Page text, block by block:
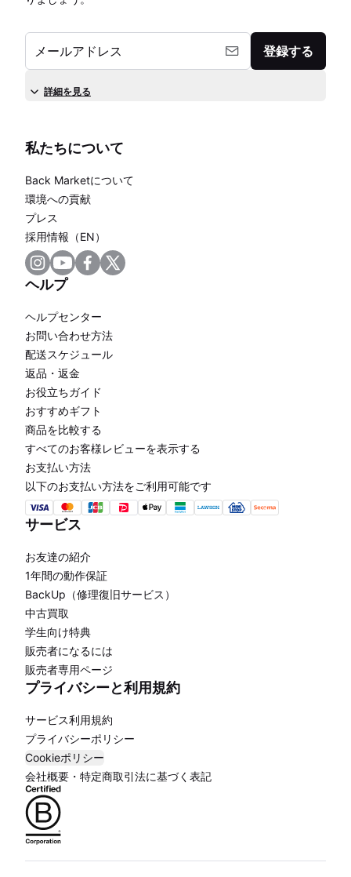
メールアドレス 登録する
詳細を見る
私たちについて
Back Marketについて
環境への貢献
プレス
採用情報（EN）
ヘルプ
ヘルプセンター
お問い合わせ方法
配送スケジュール
返品・返金
お役立ちガイド
おすすめギフト
商品を比較する
すべてのお客様レビューを表示する
お支払い方法
以下のお支払い方法をご利用可能です
サービス
お友達の紹介
1年間の動作保証
BackUp（修理復旧サービス）
中古買取
学生向け特典
販売者になるには
販売者専用ページ
プライバシーと利用規約
サービス利用規約
プライバシーポリシー
Cookieポリシー
会社概要・特定商取引法に基づく表記